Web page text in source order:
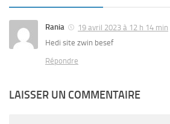
Rania
19 avril 2023 à 12 h 14 min
Hedi site zwin besef
Répondre
LAISSER UN COMMENTAIRE